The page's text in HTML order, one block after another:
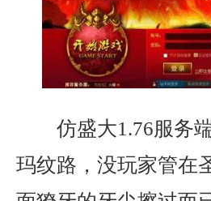
仿盛大1.76服务
玛纹路，没玩家管在